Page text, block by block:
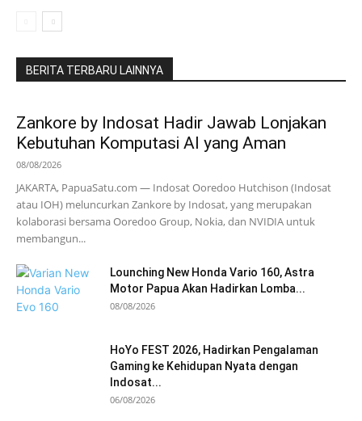
BERITA TERBARU LAINNYA
Zankore by Indosat Hadir Jawab Lonjakan
Kebutuhan Komputasi AI yang Aman
08/08/2026
JAKARTA, PapuaSatu.com — Indosat Ooredoo Hutchison (Indosat
atau IOH) meluncurkan Zankore by Indosat, yang merupakan
kolaborasi bersama Ooredoo Group, Nokia, dan NVIDIA untuk
membangun...
Lounching New Honda Vario 160, Astra
Motor Papua Akan Hadirkan Lomba...
08/08/2026
HoYo FEST 2026, Hadirkan Pengalaman
Gaming ke Kehidupan Nyata dengan
Indosat...
06/08/2026